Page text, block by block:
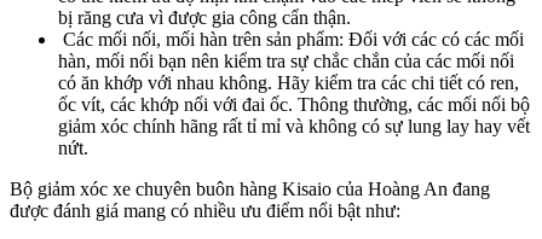
bị răng cưa vì được gia công cẩn thận.
Các mối nối, mối hàn trên sản phẩm: Đối với các có các mối
hàn, mối nối bạn nên kiểm tra sự chắc chắn của các mối nối
có ăn khớp với nhau không. Hãy kiểm tra các chi tiết có ren,
ốc vít, các khớp nối với đai ốc. Thông thường, các mối nối bộ
giảm xóc chính hãng rất tỉ mỉ và không có sự lung lay hay vết
nứt.
Bộ giảm xóc xe chuyên buôn hàng Kisaio của Hoàng An đang
được đánh giá mang có nhiều ưu điểm nổi bật như: